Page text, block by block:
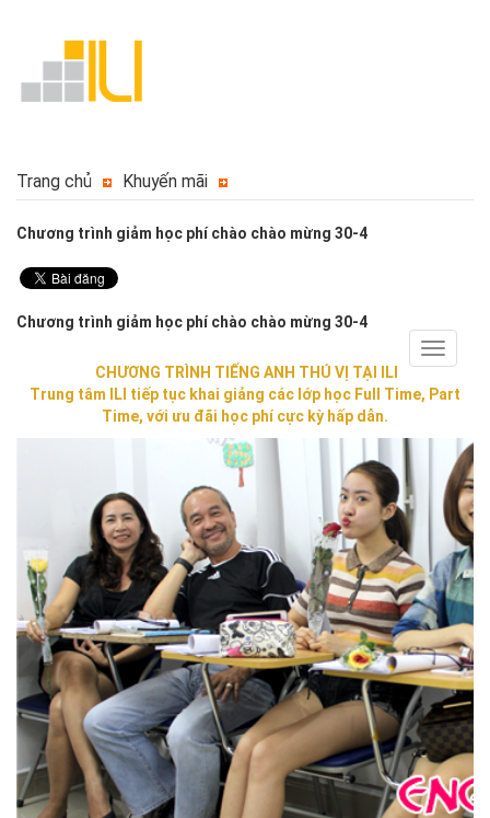
Toggle
Trang chủ Khuyến mãi
Chương trình giảm học phí chào chào mừng 30-4
Chương trình giảm học phí chào chào mừng 30-4
CHƯƠNG TRÌNH TIẾNG ANH THÚ VỊ TẠI ILI
Trung tâm ILI tiếp tục khai giảng các lớp học Full Time, Part
Time, với ưu đãi học phí cực kỳ hấp dẫn.